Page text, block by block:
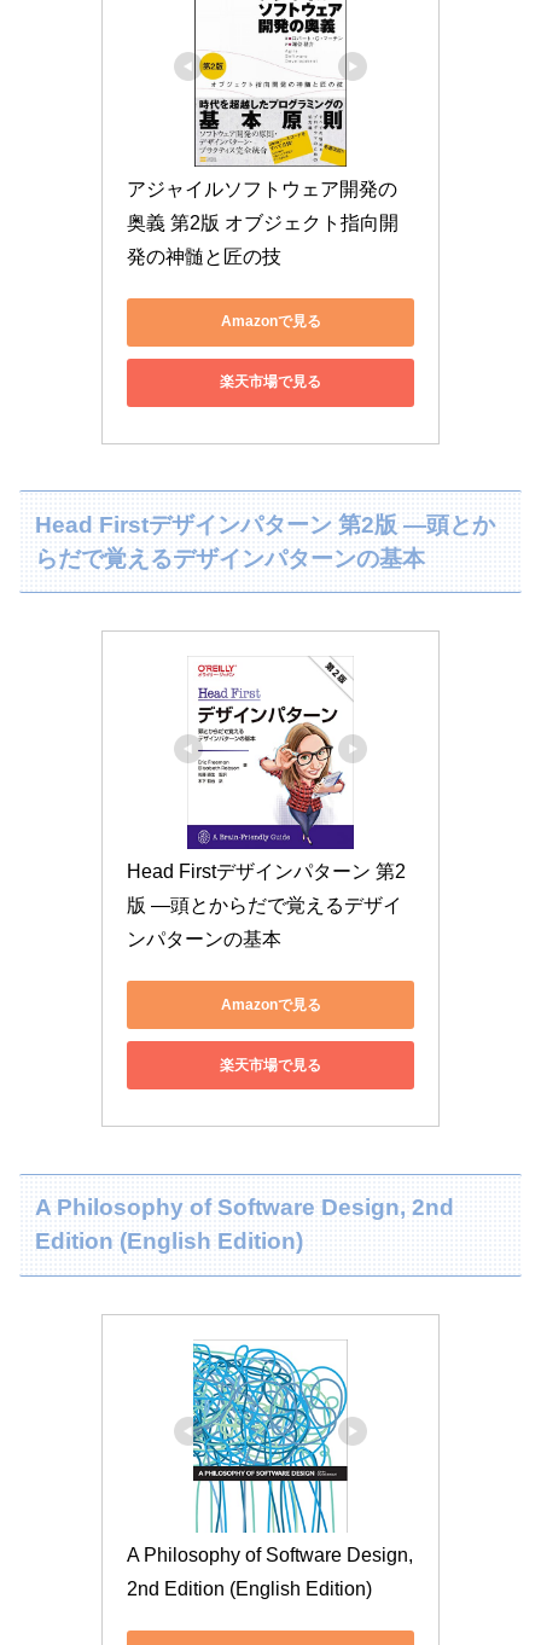
アジャイルソフトウェア開発の
奥義 第2版 オブジェクト指向開
発の神髄と匠の技
Amazonで見る
楽天市場で見る
Head Firstデザインパターン 第2版 ―頭とか
らだで覚えるデザインパターンの基本
Head Firstデザインパターン 第2
版 ―頭とからだで覚えるデザイ
ンパターンの基本
Amazonで見る
楽天市場で見る
A Philosophy of Software Design, 2nd
Edition (English Edition)
A Philosophy of Software Design,
2nd Edition (English Edition)